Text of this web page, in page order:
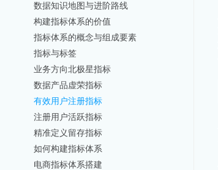
数据知识地图与进阶路线
构建指标体系的价值
指标体系的概念与组成要素
指标与标签
业务方向北极星指标
数据产品虚荣指标
有效用户注册指标
注册用户活跃指标
精准定义留存指标
如何构建指标体系
电商指标体系搭建